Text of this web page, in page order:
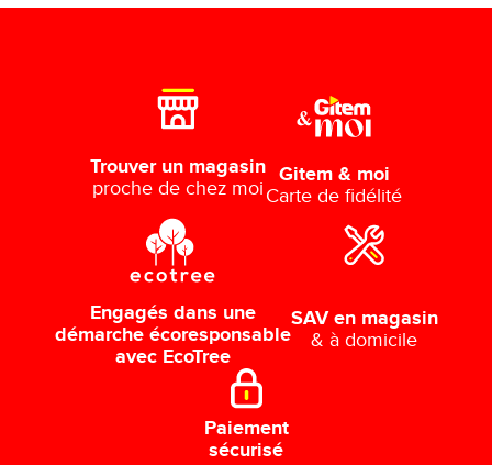
Trouver un magasin
proche de chez moi
Gitem & moi
Carte de fidélité
Engagés dans une
démarche écoresponsable
avec EcoTree
SAV en magasin
& à domicile
Paiement
sécurisé